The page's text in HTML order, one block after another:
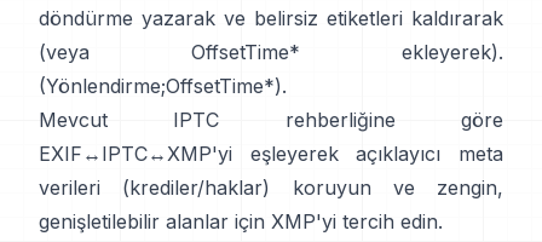
döndürme yazarak ve belirsiz etiketleri kaldırarak
(veya OffsetTime* ekleyerek).
(Yönlendirme;OffsetTime*).
Mevcut
IPTC rehberliğine göre
EXIF↔IPTC↔XMP'yi eşleyerek açıklayıcı meta
verileri (krediler/haklar) koruyun ve zengin,
genişletilebilir alanlar için XMP'yi tercih edin.